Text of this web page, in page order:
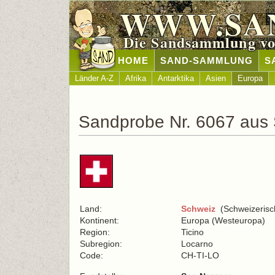
Die Sandsammlung
HOME SAND-SAMMLUNG
Länder A-Z Afrika Antarktika Asien Europa
Sandprobe Nr. 6067 aus
Land: Schweiz
Kontinent:
Europa (Westeuropa)
Region:
Ticino
Subregion:
Locarno
Code:
CH-TI-LO